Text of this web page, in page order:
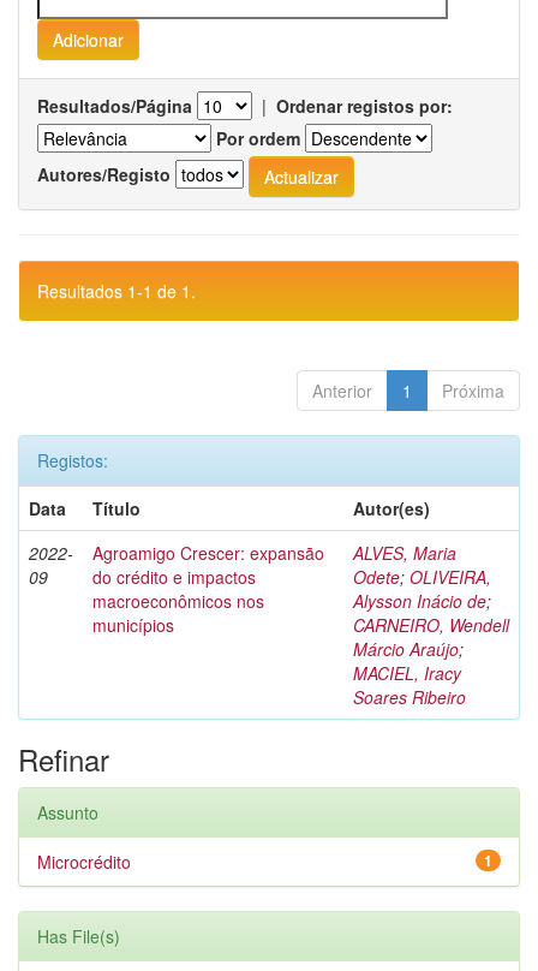
Resultados/Página | Ordenar registos por:
Por ordem
Autores/Registo
Resultados 1-1 de 1.
Anterior 1 Próxima
Registos:
Data
Título
Autor(es)
2022-
09
Agroamigo Crescer: expansão
do crédito e impactos
macroeconômicos nos
municípios
ALVES, Maria
Odete; OLIVEIRA,
Alysson Inácio de;
CARNEIRO, Wendell
Márcio Araújo;
MACIEL, Iracy
Soares Ribeiro
Refinar
Assunto
1
Microcrédito
Has File(s)